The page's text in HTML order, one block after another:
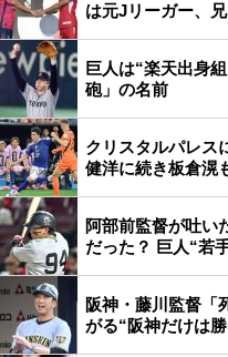
は元Jリーガー、
巨人は“楽天出身
砲」の名前
クリスタルパレス
健洋に続き板倉滉
阿部前監督が吐い
だった？ 巨人“若
阪神・藤川監督「
がる“阪神だけは